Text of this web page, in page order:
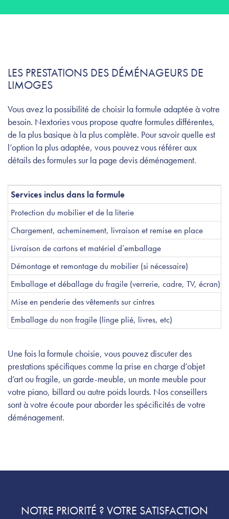
LES PRESTATIONS DES DÉMÉNAGEURS DE
LIMOGES
Vous avez la possibilité de choisir la formule adaptée à votre
besoin. Nextories vous propose quatre formules différentes,
de la plus basique à la plus complète. Pour savoir quelle est
l’option la plus adaptée, vous pouvez vous référer aux
détails des formules sur la page devis déménagement.
Services inclus dans la formule
Protection du mobilier et de la literie
Chargement, acheminement, livraison et remise en place
Livraison de cartons et matériel d’emballage
Démontage et remontage du mobilier (si nécessaire)
Emballage et déballage du fragile (verrerie, cadre, TV, écran)
Mise en penderie des vêtements sur cintres
Emballage du non fragile (linge plié, livres, etc)
Une fois la formule choisie, vous pouvez discuter des
prestations spécifiques comme la prise en charge d’objet
d’art ou fragile, un garde-meuble, un monte meuble pour
votre piano, billard ou autre poids lourds. Nos conseillers
sont à votre écoute pour aborder les spécificités de votre
déménagement.
NOTRE PRIORITÉ ? VOTRE SATISFACTION